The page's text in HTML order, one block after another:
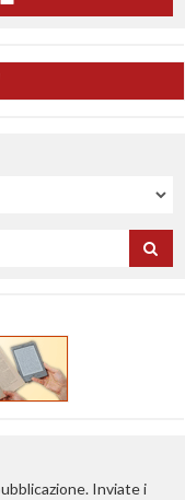
Inviate i